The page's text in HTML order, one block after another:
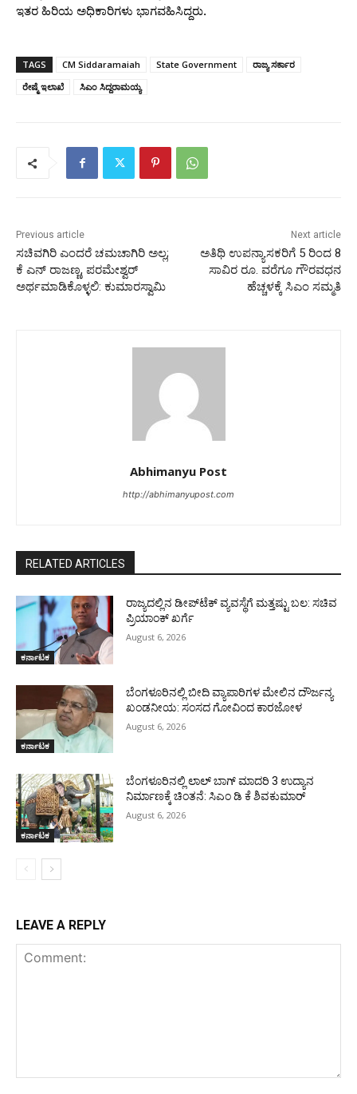
ಇತರ ಹಿರಿಯ ಅಧಿಕಾರಿಗಳು ಭಾಗವಹಿಸಿದ್ದರು.
TAGS CM Siddaramaiah State Government
ರಾಜ್ಯ ಸರ್ಕಾರ
ರೇಷ್ಮೆ ಇಲಾಖೆ
ಸಿಎಂ ಸಿದ್ದರಾಮಯ್ಯ
Previous article
ಸಚಿವಗಿರಿ ಎಂದರೆ ಚಮಚಾಗಿರಿ ಅಲ್ಲ;
ಕೆ ಎ‌ನ್‌ ರಾಜಣ್ಣ, ಪರಮೇಶ್ವರ್‌
ಅರ್ಥಮಾಡಿಕೊಳ್ಳಲಿ: ಕುಮಾರಸ್ವಾಮಿ
Next article
ಅತಿಥಿ ಉಪನ್ಯಾಸಕರಿಗೆ 5 ರಿಂದ 8
ಸಾವಿರ ರೂ. ವರೆಗೂ ಗೌರವಧನ
ಹೆಚ್ಚಳಕ್ಕೆ ಸಿಎಂ ಸಮ್ಮತಿ
Abhimanyu Post
http://abhimanyupost.com
RELATED ARTICLES
ಕರ್ನಾಟಕ
ರಾಜ್ಯದಲ್ಲಿನ ಡೀಪ್‌ಟೆಕ್‌ ವ್ಯವಸ್ಥೆಗೆ ಮತ್ತಷ್ಟು ಬಲ: ಸಚಿವ
ಪ್ರಿಯಾಂಕ್ ಖರ್ಗೆ
August 6, 2026
ಕರ್ನಾಟಕ
ಬೆಂಗಳೂರಿನಲ್ಲಿ ಬೀದಿ ವ್ಯಾಪಾರಿಗಳ ಮೇಲಿನ ದೌರ್ಜನ್ಯ
ಖಂಡನೀಯ: ಸಂಸದ ಗೋವಿಂದ ಕಾರಜೋಳ
August 6, 2026
ಕರ್ನಾಟಕ
ಬೆಂಗಳೂರಿನಲ್ಲಿ ಲಾಲ್ ಬಾಗ್ ಮಾದರಿ 3 ಉದ್ಯಾನ
ನಿರ್ಮಾಣಕ್ಕೆ ಚಿಂತನೆ: ಸಿಎಂ ಡಿ ಕೆ ಶಿವಕುಮಾರ್
August 6, 2026
LEAVE A REPLY